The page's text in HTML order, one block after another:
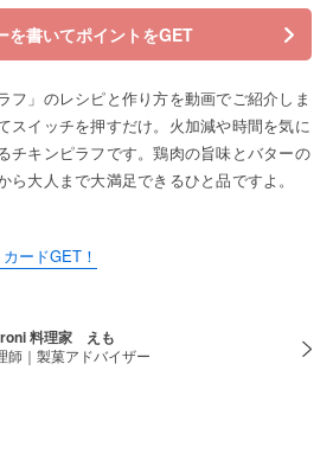
を書いてポイントをGET
フ」のレシピと作り方を動画でご紹介しま
スイッチを押すだけ。火加減や時間を気に
チキンピラフです。鶏肉の旨味とバターの
ら大人まで大満足できるひと品ですよ。
ードGET！
料理家 えも
師｜製菓アドバイザー